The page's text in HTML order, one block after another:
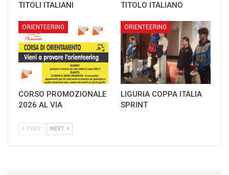
TITOLI ITALIANI
TITOLO ITALIANO
ORIENTEERING
CORSO PROMOZIONALE
2026 AL VIA
ORIENTEERING
LIGURIA COPPA ITALIA
SPRINT
PREV NEXT